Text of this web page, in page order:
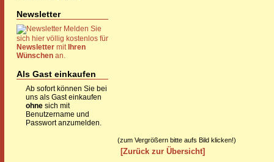
Newsletter
Melden Sie
sich hier völlig kostenlos für
Newsletter mit Ihren
Wünschen an.
Als Gast einkaufen
Ab sofort können Sie bei
uns als Gast einkaufen
ohne sich mit
Benutzername und
Passwort anzumelden.
(zum Vergrößern bitte aufs Bild klicken!)
[Zurück zur Übersicht]